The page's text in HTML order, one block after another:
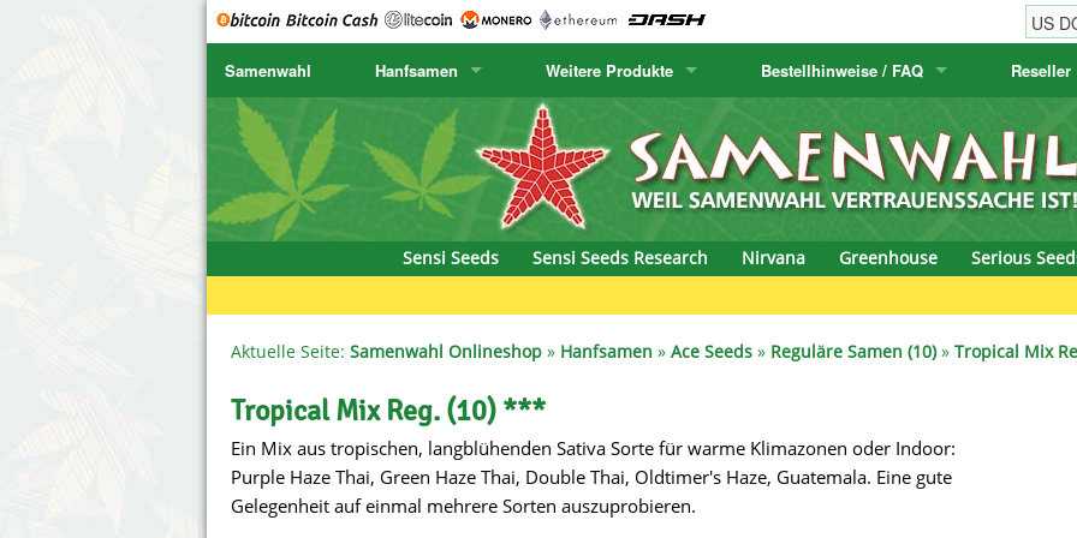
Samenwahl Hanfsamen
SENSI SEEDS
SENSI SEEDS RESEARCH
NIRVANA
SERIOUS SEEDS
SPLIFF SEEDS
Ace Seeds
Anaconda Seeds
CBD Crew
Chronic & Caviar
Delicious Seeds
Dr. Underground Seeds
Dutch Passion
Empire Seeds
Exotic Seeds
Humboldt Seed Company
Humboldt Seeds
Kannabia
krauTHCollective
Positronics
Prana Medical
Ripper Seeds
Samsara Seeds
Weitere Produkte
Kakteensamen
Kanarische Flora
Bestellhinweise / FAQ
Bestellhinweise
Versandhinweise
Reseller
E-MAIL
PASSWORT
Sensi Seeds Sensi Seeds Research Nirvana Greenhouse Serious
Aktuelle Seite: Samenwahl Onlineshop » Hanfsamen » Ace Seeds » Reguläre Samen (10)» Tropical Mix
Tropical Mix Reg. (10) ***
Ein Mix aus tropischen, langblühenden Sativa Sorte für warme Klimazonen oder Indoor:
Purple Haze Thai, Green Haze Thai, Double Thai, Oldtimer's Haze, Guatemala. Eine gute
Gelegenheit auf einmal mehrere Sorten auszuprobieren.